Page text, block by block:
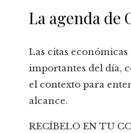
La agenda de
Las citas económicas
importantes del día,
el contexto para
alcance.
RECÍBELO EN TU